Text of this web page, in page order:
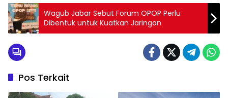
Wagub Jabar Sebut Forum OPOP Perlu
Dibentuk untuk Kuatkan Jaringan
Pos Terkait